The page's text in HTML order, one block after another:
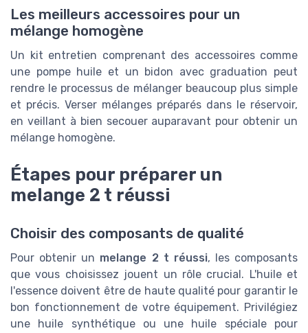
Les meilleurs accessoires pour un
mélange homogène
Un kit entretien comprenant des accessoires comme
une pompe huile et un bidon avec graduation peut
rendre le processus de mélanger beaucoup plus simple
et précis. Verser mélanges préparés dans le réservoir,
en veillant à bien secouer auparavant pour obtenir un
mélange homogène.
Étapes pour préparer un
melange 2 t réussi
Choisir des composants de qualité
Pour obtenir un melange 2 t réussi, les composants
que vous choisissez jouent un rôle crucial. L'huile et
l'essence doivent être de haute qualité pour garantir le
bon fonctionnement de votre équipement. Privilégiez
une huile synthétique ou une huile spéciale pour